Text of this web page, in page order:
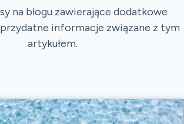
na blogu zawierające dodatkowe
informacje związane z tym
artykułem.